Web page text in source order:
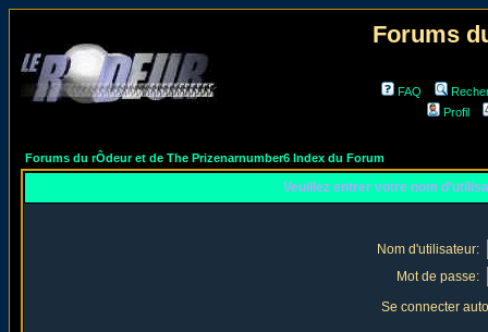
Forums
FAQ
Profil
Forums du rÔdeur et de The Prizenarnumber6 Index du Forum
Veuillez entrer votre nom
Nom d'utilisateur:
Mot de passe:
Se connecter